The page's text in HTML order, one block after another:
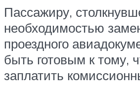
Пассажиру,
необходимостью
проездного
быть готовым к тому,
заплатить